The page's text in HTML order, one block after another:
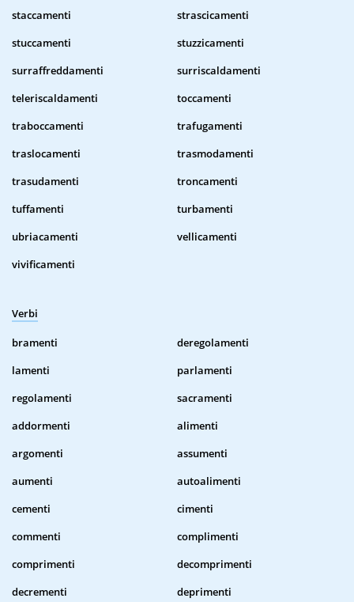
staccamenti
strascicamenti
stuccamenti
stuzzicamenti
surraffreddamenti
surriscaldamenti
teleriscaldamenti
toccamenti
traboccamenti
trafugamenti
traslocamenti
trasmodamenti
trasudamenti
troncamenti
tuffamenti
turbamenti
ubriacamenti
vellicamenti
vivificamenti
Verbi
bramenti
deregolamenti
lamenti
parlamenti
regolamenti
sacramenti
addormenti
alimenti
argomenti
assumenti
aumenti
autoalimenti
cementi
cimenti
commenti
complimenti
comprimenti
decomprimenti
decrementi
deprimenti